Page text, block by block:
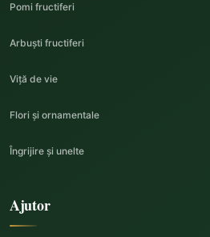
Pomi fructiferi
Arbuști fructiferi
Viță de vie
Flori și ornamentale
Îngrijire și unelte
Ajutor